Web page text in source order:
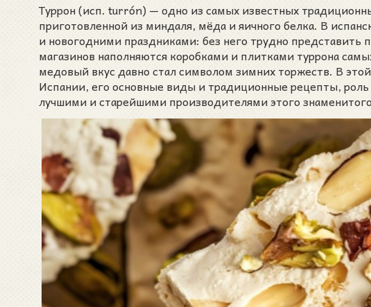
Туррон (исп. turrón) — одно из самых известных
приготовленной из миндаля, мёда и яичного белка. В
и новогодними праздниками: без него трудно
магазинов наполняются коробками и плитками туррона
медовый вкус давно стал символом зимних торжеств. В
Испании, его основные виды и традиционные рецепты,
лучшими и старейшими производителями этого